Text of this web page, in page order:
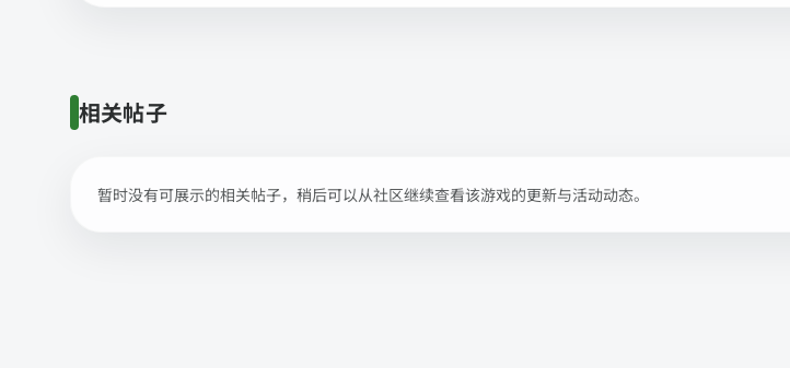
相关帖子
暂时没有可展示的相关帖子，稍后可以从社区继续查看该游戏的更新与活动动态。